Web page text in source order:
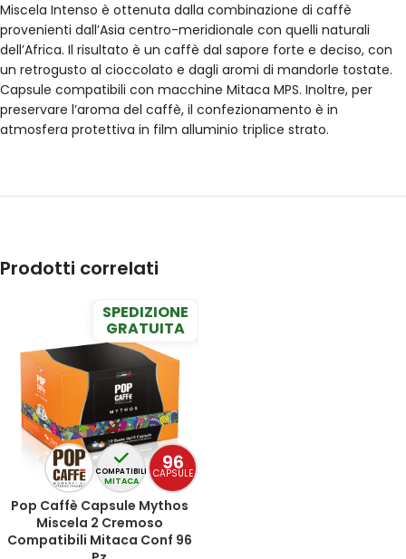
Miscela Intenso è ottenuta dalla combinazione di caffè
provenienti dall’Asia centro-meridionale con quelli naturali
dell’Africa. Il risultato è un caffè dal sapore forte e deciso, con
un retrogusto al cioccolato e dagli aromi di mandorle tostate.
Capsule compatibili con macchine Mitaca MPS. Inoltre, per
preservare l’aroma del caffè, il confezionamento è in
atmosfera protettiva in film alluminio triplice strato.
Prodotti correlati
96
CAPSULE
COMPATIBILI
MITACA
SPEDIZIONE
GRATUITA
Pop Caffè Capsule Mythos
Miscela 2 Cremoso
Compatibili Mitaca Conf 96